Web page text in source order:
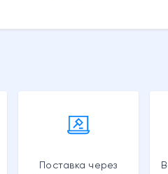
Поставка через